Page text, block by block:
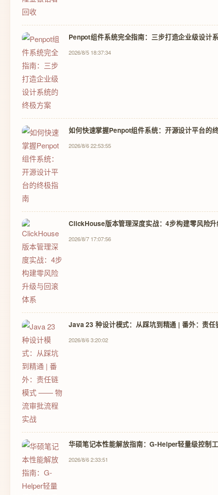
Penpot组件系统完全指南：三步打造企业级设计
2026/8/5 18:37:34
如何快速掌握Penpot组件系统：开源设计平台的
2026/8/6 22:53:55
ClickHouse版本管理深度实战：4步构建零风险
2026/8/7 17:07:56
Java 23 种设计模式：从踩坑到精通 | 番外：责
2026/8/6 3:20:02
华硕笔记本性能解放指南：G-Helper轻量级控制
2026/8/6 2:33:51